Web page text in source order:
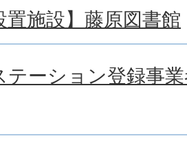
置施設】藤原図書館
テーション登録事